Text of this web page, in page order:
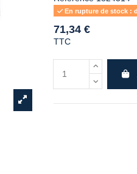
En rupture de stock :
71,34 €
TTC